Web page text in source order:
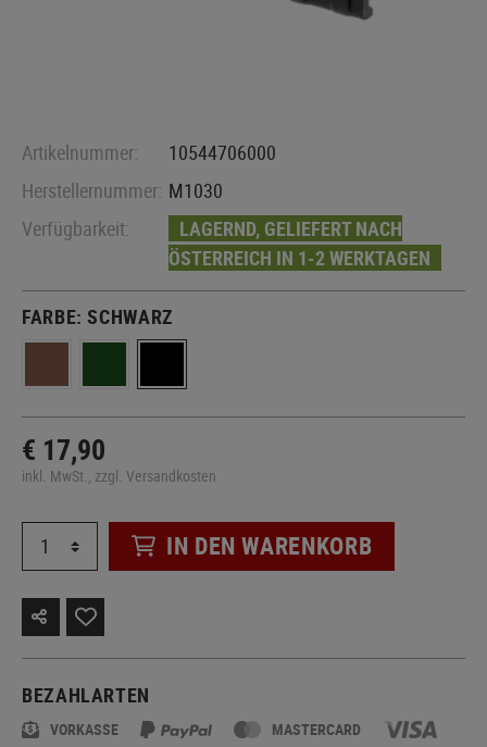
Artikelnummer:
10544706000
Herstellernummer: M1030
Verfügbarkeit:
LAGERND, GELIEFERT NACH
ÖSTERREICH IN 1-2 WERKTAGEN
FARBE:SCHWARZ
€ 17,90
inkl. MwSt., zzgl. Versandkosten
IN DEN WARENKORB
BEZAHLARTEN
VORKASSE MASTERCARD